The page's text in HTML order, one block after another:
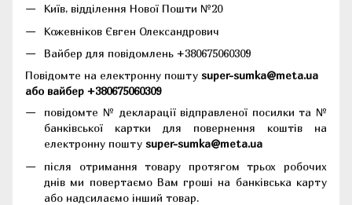
Київ, відділення Нової Пошти №20
Кожевніков Євген Олександрович
Вайбер для повідомлень +380675060309
Повідомте на електронну пошту super-sumka@meta.ua
або вайбер +380675060309
повідомте № декларації відправленої посилки та №
банківської картки для повернення коштів на
електронну пошту super-sumka@meta.ua
після отримання товару протягом трьох робочих
днів ми повертаємо Вам гроші на банківська карту
або надсилаємо інший товар.